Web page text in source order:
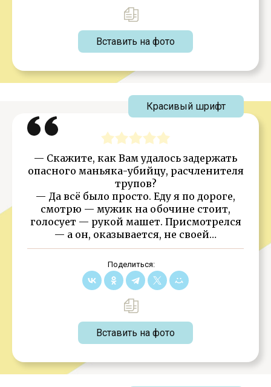
Вставить на фото
— Скажите, как Вам удалось задержать
опасного маньяка-убийцу, расчленителя
трупов?
— Да всё было просто. Еду я по дороге,
смотрю — мужик на обочине стоит,
голосует — рукой машет. Присмотрелся
— а он, оказывается, не своей…
Поделиться:
Вставить на фото
Красивый шрифт